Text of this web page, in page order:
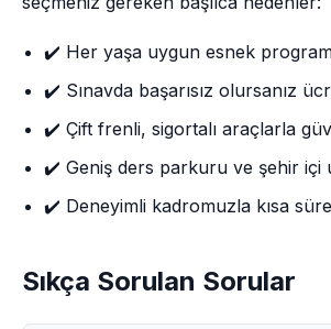
✔️ Her yaşa uygun esnek
✔️ Sınavda başarısız olursanız
✔️ Çift frenli, sigortalı araçlarla
✔️ Geniş ders parkuru ve şehir içi
✔️ Deneyimli kadromuzla kısa
Sıkça Sorulan Sorular